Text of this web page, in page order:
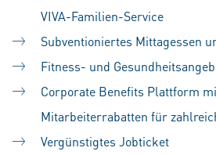
VIVA-Familien-Service
Subventioniertes Mittagessen
Fitness- und
Corporate Benefits Plattform
Mitarbeiterrabatten für
Vergünstigtes Jobticket